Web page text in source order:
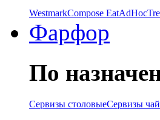
WestmarkCompose EatAdHoc
Фарфор
По
Сервизы столовыеСервизы